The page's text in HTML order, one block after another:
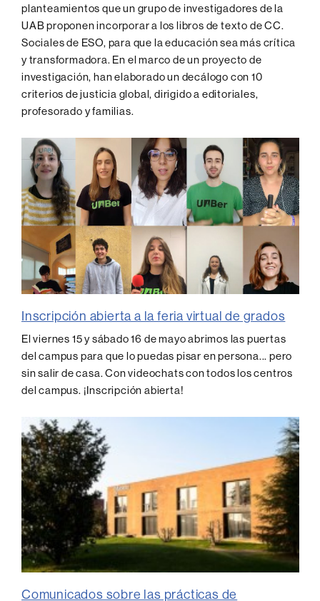
planteamientos que un grupo de investigadores de la
UAB proponen incorporar a los libros de texto de CC.
Sociales de ESO, para que la educación sea más crítica
y transformadora. En el marco de un proyecto de
investigación, han elaborado un decálogo con 10
criterios de justicia global, dirigido a editoriales,
profesorado y familias.
Inscripción abierta a la feria virtual de grados
El viernes 15 y sábado 16 de mayo abrimos las puertas
del campus para que lo puedas pisar en persona... pero
sin salir de casa. Con videochats con todos los centros
del campus. ¡Inscripción abierta!
Comunicados sobre las prácticas de